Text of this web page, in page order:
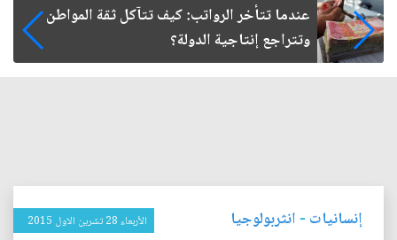
صمت الطريق بعد الأربعين
إنسانيات - انثربولوجيا الأربعاء 28 تشرين الاول 2015